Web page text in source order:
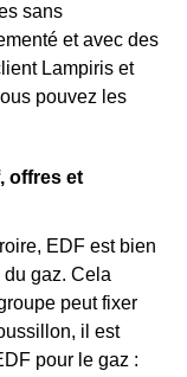
sans
et avec des
Lampiris et
pouvez les
offres et
EDF est bien
gaz. Cela
peut fixer
il est
pour le gaz :